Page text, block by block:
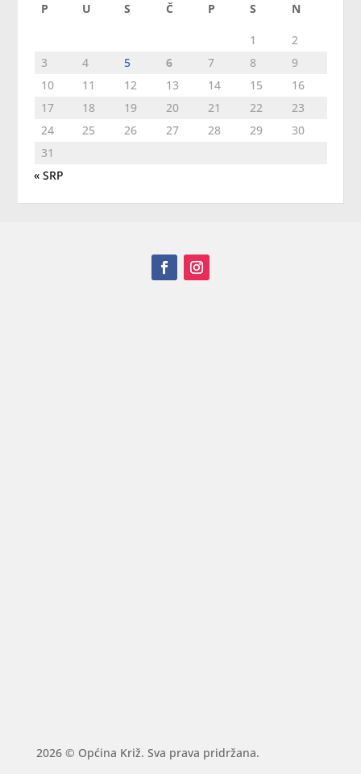
P U S Č P S N
1
2
3
4 5 6 7 8
9
10
11 12 13 14 15
16
17
18 19 20 21 22
23
24
25 26 27 28 29
30
31
« SRP
2026 © Općina Križ. Sva prava pridržana.